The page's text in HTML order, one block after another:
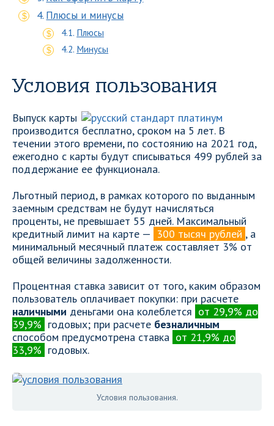
Плюсы и минусы
Плюсы
Минусы
Условия пользования
Выпуск карты
производится бесплатно, сроком на 5 лет. В
течении этого времени, по состоянию на 2021 год,
ежегодно с карты будут списываться 499 рублей за
поддержание ее функционала.
Льготный период, в рамках которого по выданным
заемным средствам не будут начисляться
проценты, не превышает 55 дней. Максимальный
кредитный лимит на карте — 300 тысяч рублей , а
минимальный месячный платеж составляет 3% от
общей величины задолженности.
Процентная ставка зависит от того, каким образом
пользователь оплачивает покупки: при расчете
наличными деньгами она колеблется от 29,9% до
39,9% годовых; при расчете безналичным
способом предусмотрена ставка от 21,9% до
33,9% годовых.
Условия пользования.